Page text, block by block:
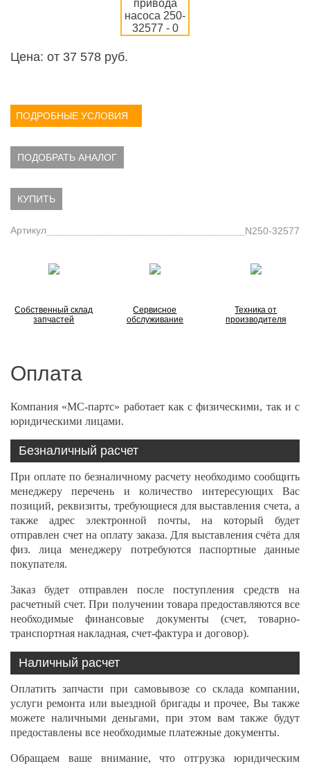
Цена: от 37 578 руб.
ПОДРОБНЫЕ УСЛОВИЯ
ПОДОБРАТЬ АНАЛОГ
КУПИТЬ
Артикул N250-32577
Собственный склад
запчастей
Сервисное
обслуживание
Техника от
производителя
Оплата
Компания «МС-партс» работает как с физическими, так и с
юридическими лицами.
Безналичный расчет
При оплате по безналичному расчету необходимо сообщить
менеджеру перечень и количество интересующих Вас
позиций, реквизиты, требующиеся для выставления счета, а
также адрес электронной почты, на который будет
отправлен счет на оплату заказа. Для выставления счёта для
физ. лица менеджеру потребуются паспортные данные
покупателя.
Заказ будет отправлен после поступления средств на
расчетный счет. При получении товара предоставляются все
необходимые финансовые документы (счет, товарно-
транспортная накладная, счет-фактура и договор).
Наличный расчет
Оплатить запчасти при самовывозе со склада компании,
услуги ремонта или выездной бригады и прочее, Вы также
можете наличными деньгами, при этом вам также будут
предоставлены все необходимые платежные документы.
Обращаем ваше внимание, что отгрузка юридическим